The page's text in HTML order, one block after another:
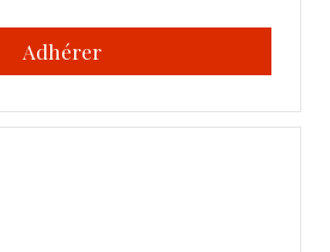
Adhérer